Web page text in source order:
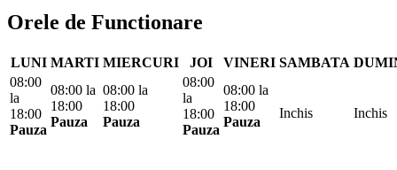
Orele de Functionare
LUNI MARTI MIERCURI JOI VINERI SAMBATA
08:00
la
18:00
Pauza
08:00 la
18:00
Pauza
08:00 la
18:00
Pauza
08:00
la
18:00
Pauza
08:00 la
18:00
Pauza
Inchis Inchis